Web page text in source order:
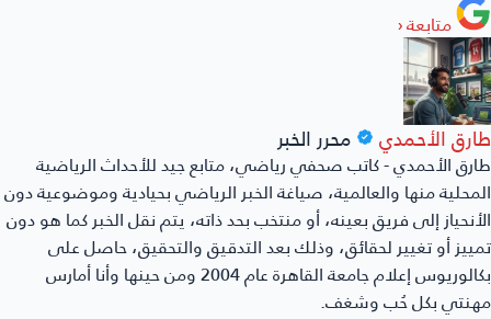
متابعة‹
طارق الأحمدي محرر الخبر
طارق الأحمدي - كاتب صحفي رياضي، متابع جيد للأحداث الرياضية
المحلية منها والعالمية، صياغة الخبر الرياضي بحيادية وموضوعية دون
الأنحياز إلى فريق بعينه، أو منتخب بحد ذاته، يتم نقل الخبر كما هو دون
تمييز أو تغيير لحقائق، وذلك بعد التدقيق والتحقيق، حاصل على
بكالوريوس إعلام جامعة القاهرة عام 2004 ومن حينها وأنا أمارس
مهنتي بكل حُب وشغف.